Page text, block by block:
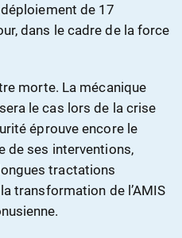
de 17
dans le cadre de la force
morte. La mécanique
le cas lors de la crise
éprouve encore le
de ses interventions,
tractations
transformation de l’AMIS